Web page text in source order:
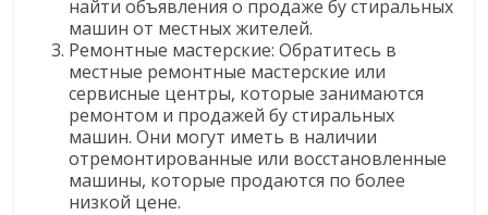
найти объявления о продаже бу стиральных
машин от местных жителей.
Ремонтные мастерские: Обратитесь в
местные ремонтные мастерские или
сервисные центры, которые занимаются
ремонтом и продажей бу стиральных
машин. Они могут иметь в наличии
отремонтированные или восстановленные
машины, которые продаются по более
низкой цене.